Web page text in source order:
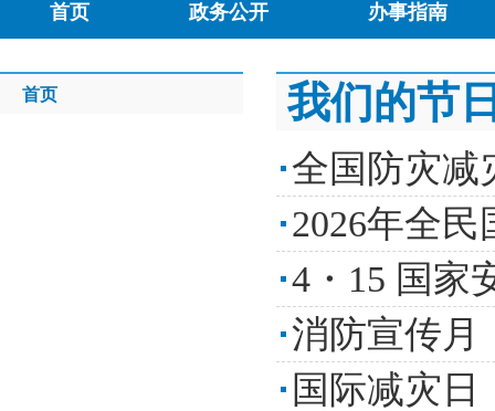
首页 政务公开 办事指南
首页 我们的节
全国防灾减
2026年全
4・15 国家
消防宣传月
国际减灾日